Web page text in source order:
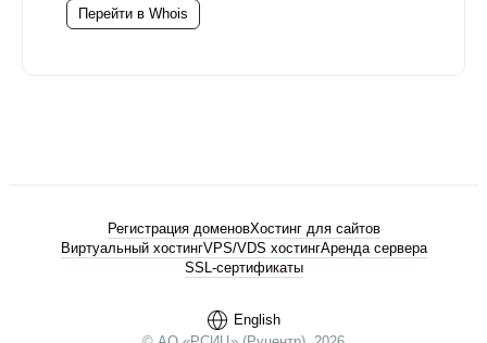
Перейти в Whois
English
Регистрация доменовХостинг для сайтов
Виртуальный хостингVPS/VDS хостингАренда сервера
SSL-сертификаты